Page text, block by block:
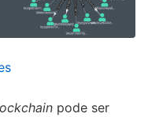
pode ser